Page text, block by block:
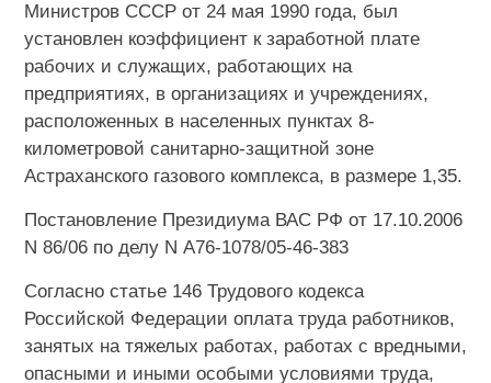
Министров СССР от 24 мая 1990 года, был
установлен коэффициент к заработной плате
рабочих и служащих, работающих на
предприятиях, в организациях и учреждениях,
расположенных в населенных пунктах 8-
километровой санитарно-защитной зоне
Астраханского газового комплекса, в размере 1,35.
Постановление Президиума ВАС РФ от 17.10.2006
N 86/06 по делу N А76-1078/05-46-383
Согласно статье 146 Трудового кодекса
Российской Федерации оплата труда работников,
занятых на тяжелых работах, работах с вредными,
опасными и иными особыми условиями труда,